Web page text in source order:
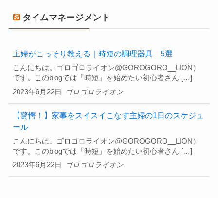
タイムマネージメント
主婦がこっそり教える｜時短の調理器具 5選
2023年6月22日
こんにちは。ゴロゴロライオン@GOROGORO__LION）
です。このblogでは「時短」を始めたい初心者さん […]
ゴロゴロライオン
【驚愕！】家事をスイスイこなす主婦の1日のスケジュ
ール
2023年6月22日
こんにちは。ゴロゴロライオン@GOROGORO__LION）
です。このblogでは「時短」を始めたい初心者さん […]
ゴロゴロライオン